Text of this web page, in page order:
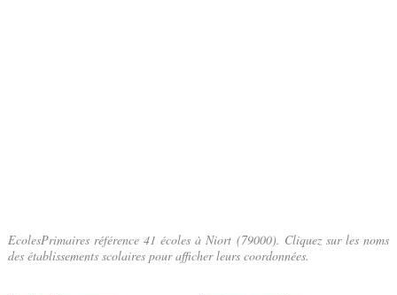
EcolesPrimaires référence 41 écoles à Niort (79000). Cliquez sur les noms
des établissements scolaires pour afficher leurs coordonnées.